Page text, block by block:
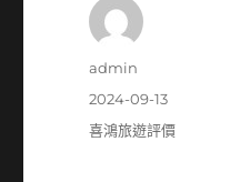
作
admin
發
佈
2024-09-13
分
喜鴻旅遊評價